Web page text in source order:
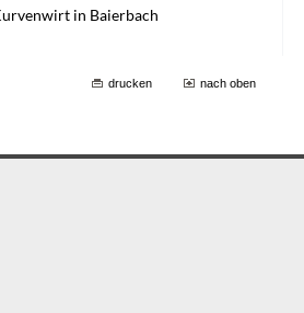
drucken nach oben